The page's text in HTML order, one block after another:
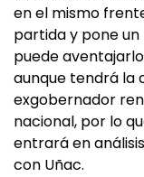
en el mismo
partida y pone un
puede
aunque tendrá la
exgobernador
nacional, por lo
entrará en
con Uñac.